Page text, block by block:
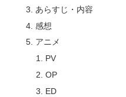
あらすじ・内容
感想
アニメ
PV
OP
ED